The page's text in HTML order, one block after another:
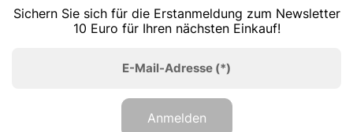
Sichern Sie sich für die Erstanmeldung zum Newsletter
10 Euro für Ihren nächsten Einkauf!
E-Mail-Adresse (*)
Anmelden